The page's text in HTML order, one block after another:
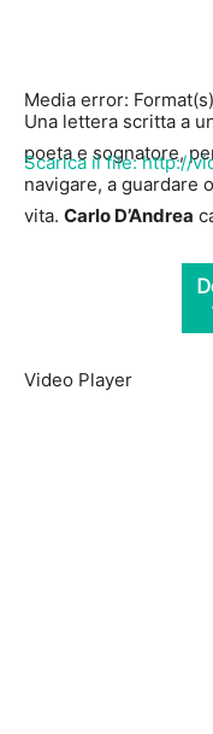
Media error:
Scarica il file: http://
Una lettera scritta a
poeta e sognatore,
navigare, a guardare
vita. Carlo D’Andrea
Video Player